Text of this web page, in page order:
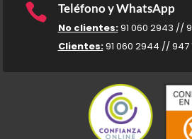
 Teléfono y WhatsApp
No clientes:91 060 2943 //
Clientes:91 060 2944 // 947